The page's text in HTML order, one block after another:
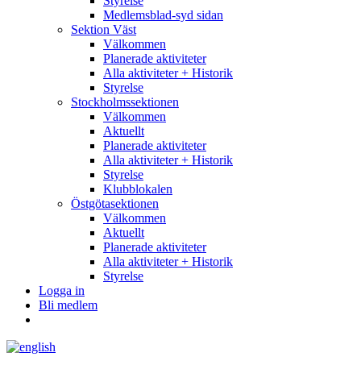
Medlemsblad-syd sidan
Sektion Väst
Välkommen
Planerade aktiviteter
Alla aktiviteter + Historik
Styrelse
Stockholmssektionen
Välkommen
Aktuellt
Planerade aktiviteter
Alla aktiviteter + Historik
Styrelse
Klubblokalen
Östgötasektionen
Välkommen
Aktuellt
Planerade aktiviteter
Alla aktiviteter + Historik
Styrelse
Logga in
Bli medlem